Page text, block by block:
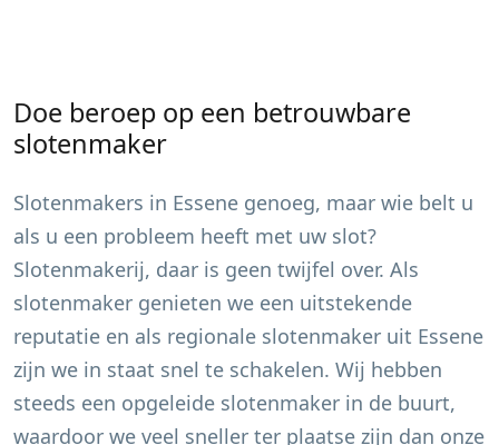
Doe beroep op een betrouwbare
slotenmaker
Slotenmakers in Essene genoeg, maar wie belt u
als u een probleem heeft met uw slot?
Slotenmakerij, daar is geen twijfel over. Als
slotenmaker genieten we een uitstekende
reputatie en als regionale slotenmaker uit Essene
zijn we in staat snel te schakelen. Wij hebben
steeds een opgeleide slotenmaker in de buurt,
waardoor we veel sneller ter plaatse zijn dan onze